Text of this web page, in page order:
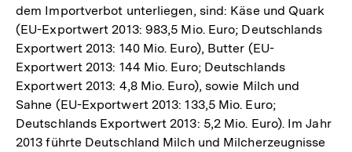
dem Importverbot unterliegen, sind: Käse und Quark
(EU-Exportwert 2013: 983,5 Mio. Euro; Deutschlands
Exportwert 2013: 140 Mio. Euro), Butter (EU-
Exportwert 2013: 144 Mio. Euro; Deutschlands
Exportwert 2013: 4,8 Mio. Euro), sowie Milch und
Sahne (EU-Exportwert 2013: 133,5 Mio. Euro;
Deutschlands Exportwert 2013: 5,2 Mio. Euro). Im Jahr
2013 führte Deutschland Milch und Milcherzeugnisse